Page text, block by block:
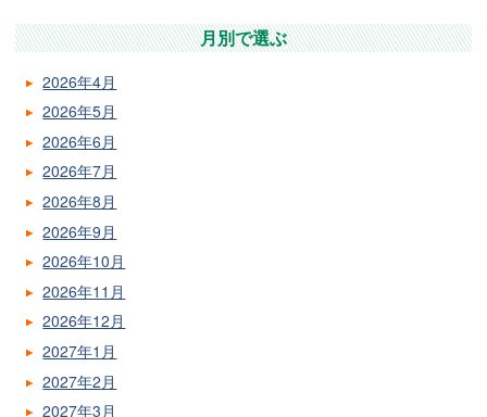
月別で選ぶ
2026年4月
2026年5月
2026年6月
2026年7月
2026年8月
2026年9月
2026年10月
2026年11月
2026年12月
2027年1月
2027年2月
2027年3月